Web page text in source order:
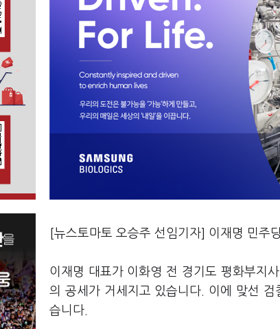
[뉴스토마토 오승주 선임기자] 이재명 민주
이재명 대표가 이화영 전 경기도 평화부지
의 공세가 거세지고 있습니다. 이에 맞선 검
습니다.